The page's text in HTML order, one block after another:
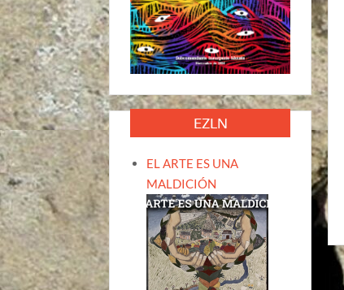
EZLN
EL ARTE ES UNA
MALDICIÓN